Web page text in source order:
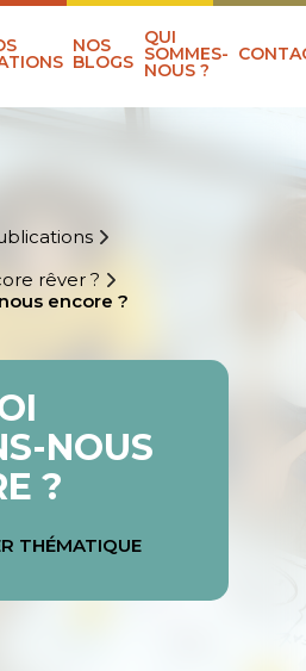
NOS
BLOGS
QUI
SOMMES-
NOUS ?
rêver ?
encore ?
NOUS
?
THÉMATIQUE